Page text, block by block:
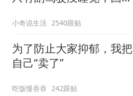
小奇说生活 2540跟贴
为了防止大家抑郁，我把
自己“卖了”
吃饭慢吞吞 242跟贴